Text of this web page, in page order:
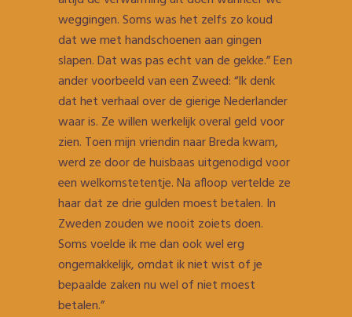
weggingen. Soms was het zelfs zo koud
dat we met handschoenen aan gingen
slapen. Dat was pas echt van de gekke.” Een
ander voorbeeld van een Zweed: “Ik denk
dat het verhaal over de gierige Nederlander
waar is. Ze willen werkelijk overal geld voor
zien. Toen mijn vriendin naar Breda kwam,
werd ze door de huisbaas uitgenodigd voor
een welkomstetentje. Na afloop vertelde ze
haar dat ze drie gulden moest betalen. In
Zweden zouden we nooit zoiets doen.
Soms voelde ik me dan ook wel erg
ongemakkelijk, omdat ik niet wist of je
bepaalde zaken nu wel of niet moest
betalen.”